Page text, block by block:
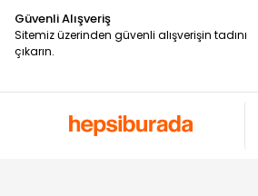
Güvenli Alışveriş
Sitemiz üzerinden güvenli alışverişin tadını
çıkarın.